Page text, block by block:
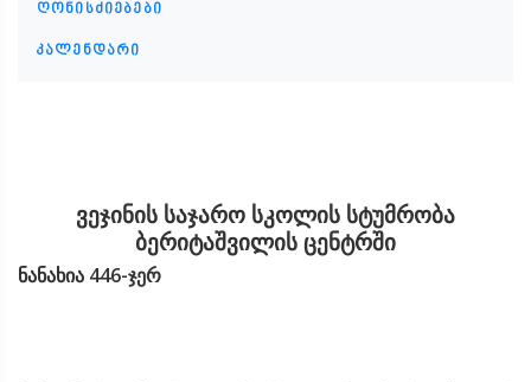
ღონისძიებები
კალენდარი
ვეჯინის საჯარო სკოლის სტუმრობა
ბერიტაშვილის ცენტრში
ნანახია 446-ჯერ